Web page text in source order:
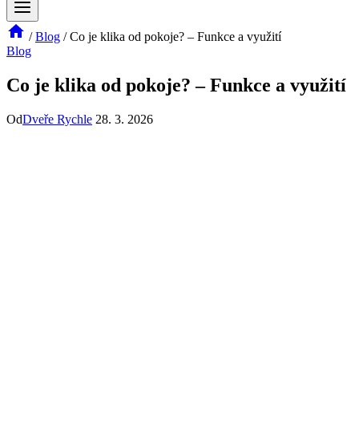
/ Blog / Co je klika od pokoje? – Funkce a využití
Blog
Co je klika od pokoje? – Funkce a využití
OdDveře Rychle 28. 3. 2026